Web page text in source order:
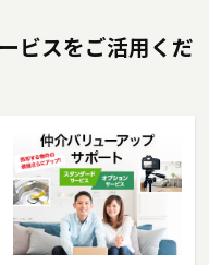
8951）よりお気
区、墨田区（一
購入をご検討の方
リーダイアル
にどうぞ！
ビスをご活用くだ